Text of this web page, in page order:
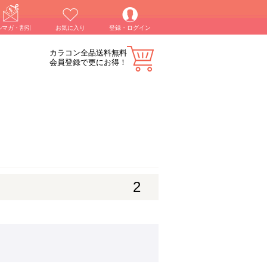
マガ・割引 お気に入り 登録・ログイン
カラコン全品送料無料
会員登録で更にお得！
2